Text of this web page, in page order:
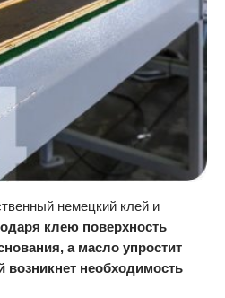
немецкий клей и
клею поверхность
а масло упростит
возникнет необходимость